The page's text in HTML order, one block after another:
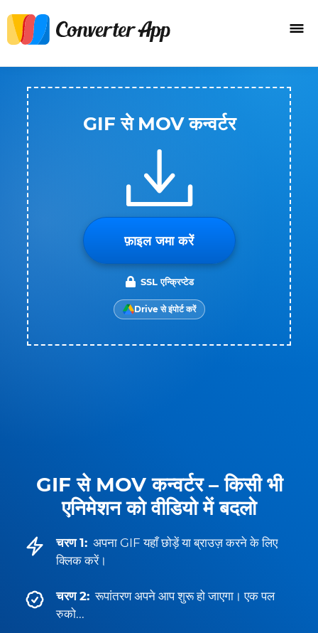
GIF से MOV कन्वर्टर – किसी भी
एनिमेशन को वीडियो में बदलो
चरण 1: अपना GIF यहाँ छोड़ें या ब्राउज़ करने के लिए
क्लिक करें।
चरण 2: रूपांतरण अपने आप शुरू हो जाएगा। एक पल
रुको...
GIF से MOV कन्वर्टर
फ़ाइल जमा करें
SSL एन्क्रिप्टेड
Drive से इंपोर्ट करें